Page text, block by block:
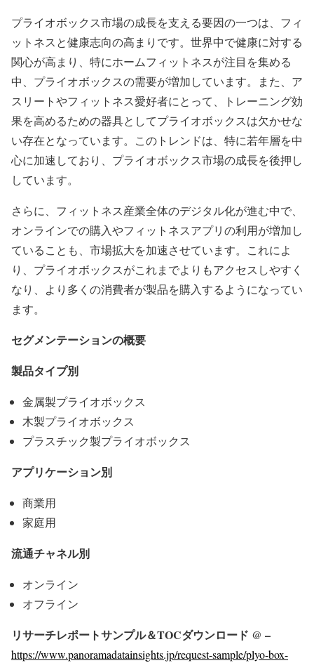
プライオボックス市場の成長を支える要因の一つは、フィ
ットネスと健康志向の高まりです。世界中で健康に対する
関心が高まり、特にホームフィットネスが注目を集める
中、プライオボックスの需要が増加しています。また、ア
スリートやフィットネス愛好者にとって、トレーニング効
果を高めるための器具としてプライオボックスは欠かせな
い存在となっています。このトレンドは、特に若年層を中
心に加速しており、プライオボックス市場の成長を後押し
しています。
さらに、フィットネス産業全体のデジタル化が進む中で、
オンラインでの購入やフィットネスアプリの利用が増加し
ていることも、市場拡大を加速させています。これによ
り、プライオボックスがこれまでよりもアクセスしやすく
なり、より多くの消費者が製品を購入するようになってい
ます。
セグメンテーションの概要
製品タイプ別
金属製プライオボックス
木製プライオボックス
プラスチック製プライオボックス
アプリケーション別
商業用
家庭用
流通チャネル別
オンライン
オフライン
リサーチレポートサンプル＆TOCダウンロード @ –
https://www.panoramadatainsights.jp/request-sample/plyo-box-